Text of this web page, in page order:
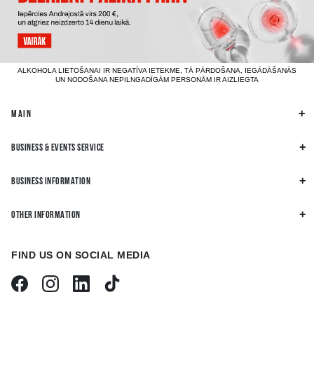
ALKOHOLA LIETOŠANAI IR NEGATĪVA IETEKME, TĀ PĀRDOŠANA, IEGĀDĀŠANĀS
UN NODOŠANA NEPILNGADĪGĀM PERSONĀM IR AIZLIEGTA
MAIN
BUSINESS & EVENTS SERVICE
BUSINESS INFORMATION
OTHER INFORMATION
FIND US ON SOCIAL MEDIA